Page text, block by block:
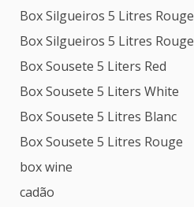
Box Silgueiros 5 Litres Rouge
Box Silgueiros 5 Litres Rouge
Box Sousete 5 Liters Red
Box Sousete 5 Liters White
Box Sousete 5 Litres Blanc
Box Sousete 5 Litres Rouge
box wine
cadão